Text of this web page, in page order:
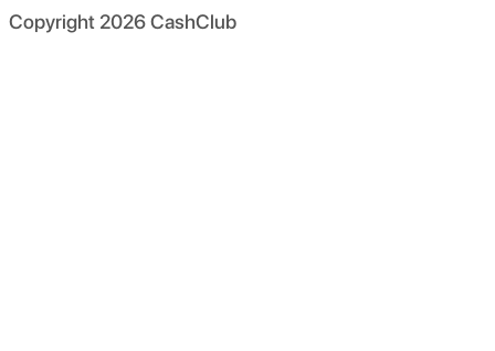
Copyright 2026CashClub